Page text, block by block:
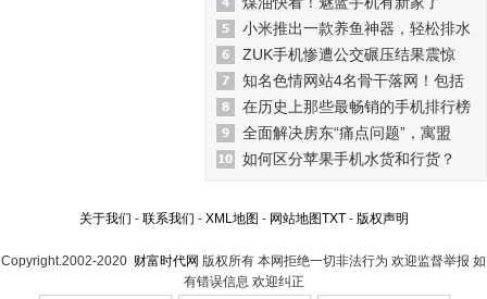
小米推出一款养鱼神器，轻松排水
ZUK手机惨遭公交碾压结果震惊
知名色情网站4名骨干落网！包括
在历史上那些最畅销的手机排行榜
全面解决房东“痛点问题”，寓盟
如何区分苹果手机水货和行货？
关于我们 - 联系我们 - XML地图 - 网站地图TXT- 版权声明
Copyright.2002-2020 财富时代网 版权所有 本网拒绝一切非法行为 欢迎监督举报 如
有错误信息 欢迎纠正